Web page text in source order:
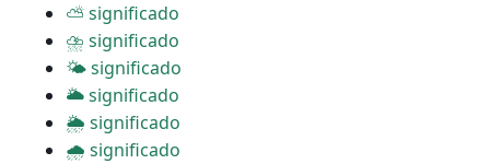
⛅ significado
⛈ significado
🌤 significado
🌥 significado
🌦 significado
🌧 significado